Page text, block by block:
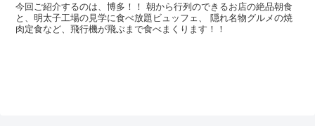
今回ご紹介するのは、博多！！ 朝から行列のできるお店の絶品朝食
と、明太子工場の見学に食べ放題ビュッフェ、 隠れ名物グルメの焼
肉定食など、飛行機が飛ぶまで食べまくります！！